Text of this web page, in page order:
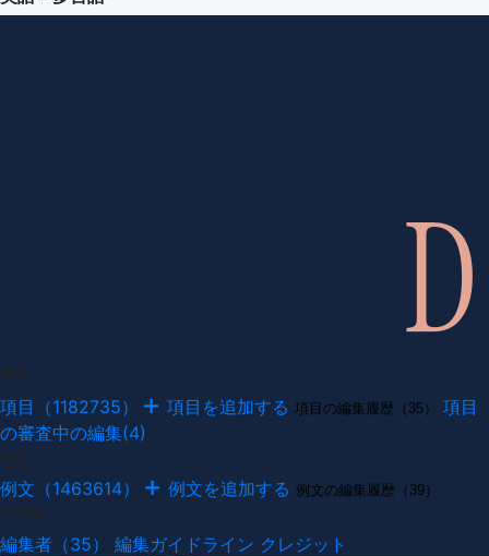
項目（1182735） 項目を追加する 項目の編集履歴（35）
項目
の審査中の編集(4)
例文（1463614） 例文を追加する 例文の編集履歴（39）
編集者（35） 編集ガイドライン クレジット